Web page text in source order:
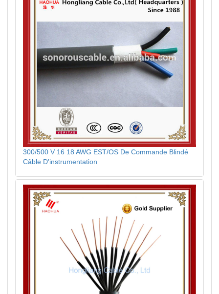
300/500 V 16 18 AWG EST/OS De Commande Blindé
Câble D'instrumentation